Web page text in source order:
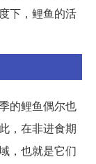
下，鲤鱼的活
的鲤鱼偶尔也
，在非进食期
，也就是它们